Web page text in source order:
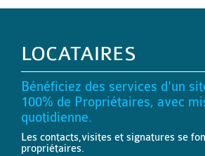
LOCATAIRES
Bénéficiez des services d'un
100% de Propriétaires, avec
quotidienne.
Les contacts,visites et signatures se
propriétaires.